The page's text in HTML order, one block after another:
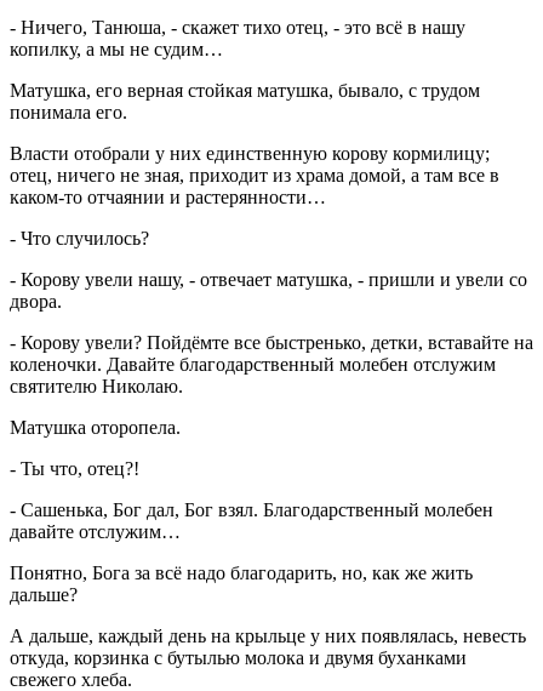
- Ничего, Танюша, - скажет тихо отец, - это всё в нашу
копилку, а мы не судим…
Матушка, его верная стойкая матушка, бывало, с трудом
понимала его.
Власти отобрали у них единственную корову кормилицу;
отец, ничего не зная, приходит из храма домой, а там все в
каком-то отчаянии и растерянности…
- Что случилось?
- Корову увели нашу, - отвечает матушка, - пришли и увели со
двора.
- Корову увели? Пойдёмте все быстренько, детки, вставайте на
коленочки. Давайте благодарственный молебен отслужим
святителю Николаю.
Матушка оторопела.
- Ты что, отец?!
- Сашенька, Бог дал, Бог взял. Благодарственный молебен
давайте отслужим…
Понятно, Бога за всё надо благодарить, но, как же жить
дальше?
А дальше, каждый день на крыльце у них появлялась, невесть
откуда, корзинка с бутылью молока и двумя буханками
свежего хлеба.